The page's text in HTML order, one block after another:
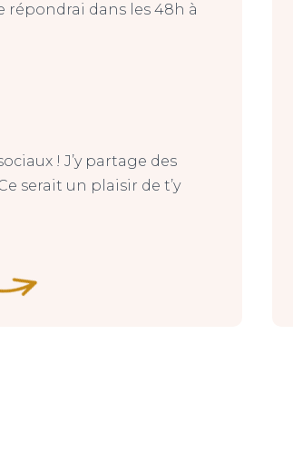
répondrai dans les 48h à
! J’y partage des
serait un plaisir de t’y